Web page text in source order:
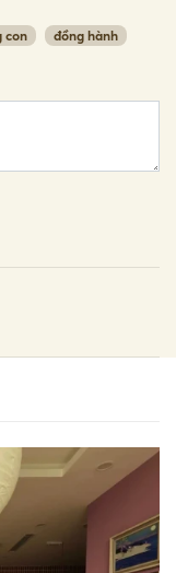
con
đồng hành